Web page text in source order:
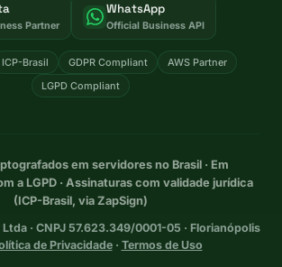
Partner
WhatsApp
Official Business API
ICP-Brasil GDPR Compliant
AWS Partner
LGPD Compliant
em servidores no Brasil · Em
a LGPD · Assinaturas com validade jurídica
(ICP-Brasil, via ZapSign)
· CNPJ 57.623.349/0001-05 · Florianópolis
de Privacidade· Termos de Uso